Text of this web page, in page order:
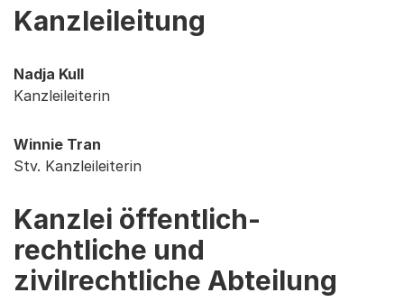
Kanzleileitung
Nadja Kull
Kanzleileiterin
Winnie Tran
Stv. Kanzleileiterin
Kanzlei öffentlich-
rechtliche und
zivilrechtliche Abteilung